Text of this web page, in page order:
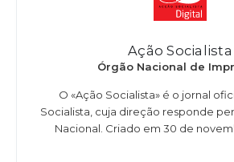
Ação Socialista
Órgão Nacional de
O «Ação Socialista» é o jornal
Socialista, cuja direção responde
Nacional. Criado em 30 de